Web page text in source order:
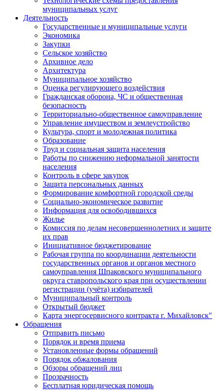
муниципальных услуг
Деятельность
Государственные и муниципальные услуги
Экономика
Закупки
Сельское хозяйство
Архивное дело
Архитектура
Муниципальное хозяйство
Оценка регулирующего воздействия
Гражданская оборона, ЧС и общественная
безопасность
Территориально-общественное самоуправление
Управление имуществом и землеустройство
Культура, спорт и молодежная политика
Образование
Труд и социальная защита населения
Работы по снижению неформальной занятости
населения
Контроль в сфере закупок
Защита персональных данных
Формирование комфортной городской среды
Социально-экономическое развитие
Информация для освободившихся
Жилье
Комиссия по делам несовершеннолетних и защите
их прав
Инициативное бюджетирование
Рабочая группа по координации деятельности
государственных органов и органов местного
самоуправления Шпаковского муниципального
округа ставропольского края при осуществлении
регистрации (учёта) избирателей
Муниципальный контроль
Открытый бюджет
Карта энергосервисного контракта г. Михайловск"
Обращения
Отправить письмо
Порядок и время приема
Установленные формы обращений
Порядок обжалования
Обзоры обращений лиц
Прозрачность
Бесплатная юридическая помощь